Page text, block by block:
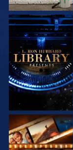
SERIE
ENTDECKEN
SERIE